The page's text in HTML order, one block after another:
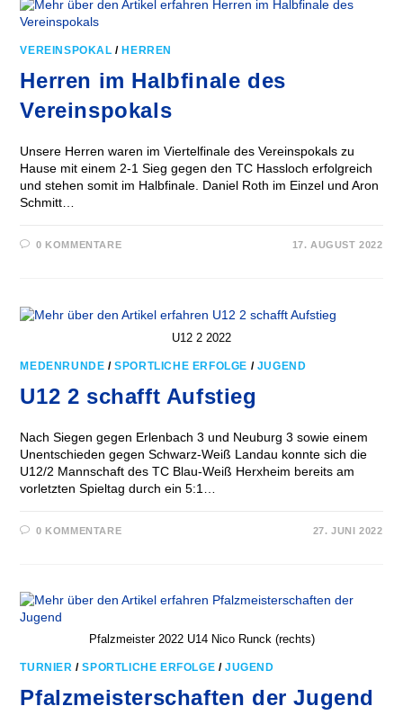
VEREINSPOKAL / HERREN
Herren im Halbfinale des
Vereinspokals
Unsere Herren waren im Viertelfinale des Vereinspokals zu
Hause mit einem 2-1 Sieg gegen den TC Hassloch erfolgreich
und stehen somit im Halbfinale. Daniel Roth im Einzel und Aron
Schmitt…
0 KOMMENTARE 17. AUGUST 2022
U12 2 2022
MEDENRUNDE /SPORTLICHE ERFOLGE / JUGEND
U12 2 schafft Aufstieg
Nach Siegen gegen Erlenbach 3 und Neuburg 3 sowie einem
Unentschieden gegen Schwarz-Weiß Landau konnte sich die
U12/2 Mannschaft des TC Blau-Weiß Herxheim bereits am
vorletzten Spieltag durch ein 5:1…
0 KOMMENTARE 27. JUNI 2022
Pfalzmeister 2022 U14 Nico Runck (rechts)
TURNIER /SPORTLICHE ERFOLGE /JUGEND
Pfalzmeisterschaften der Jugend